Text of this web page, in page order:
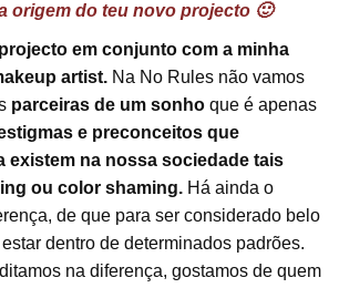
origem do teu novo projecto 🙂
em conjunto com a minha
artist. Na No Rules não vamos
parceiras de um sonho que é apenas
e preconceitos que
existem na nossa sociedade tais
ou color shaming. Há ainda o
de que para ser considerado belo
dentro de determinados padrões.
na diferença, gostamos de quem